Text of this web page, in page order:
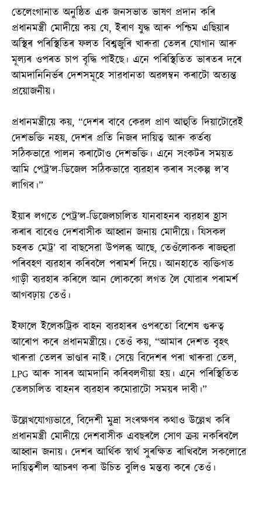
তেলেংগানাত অনুষ্ঠিত এক জনসভাত ভাষণ প্ৰদান কৰি
প্ৰধানমন্ত্ৰী মোদীয়ে কয় যে, ইৰাণ যুদ্ধ আৰু পশ্চিম এছিয়াৰ
অস্থিৰ পৰিস্থিতিৰ ফলত বিশ্বজুৰি খাৰুৱা তেলৰ যোগান আৰু
মূল্যৰ ওপৰত চাপ বৃদ্ধি পাইছে। এনে পৰিস্থিতিত ভাৰতৰ দৰে
আমদানিনিৰ্ভৰ দেশসমূহে সাৱধানতা অৱলম্বন কৰাটো অত্যন্ত
প্ৰয়োজনীয়।
প্ৰধানমন্ত্ৰীয়ে কয়, “দেশৰ বাবে কেৱল প্ৰাণ আহুতি দিয়াটোৱেই
দেশভক্তি নহয়, দেশৰ প্ৰতি নিজৰ দায়িত্ব আৰু কৰ্তব্য
সঠিকভাৱে পালন কৰাটোও দেশভক্তি। এনে সংকটৰ সময়ত
আমি পেট্ৰ’ল-ডিজেল সঠিকভাৱে ব্যৱহাৰ কৰাৰ সংকল্প ল’ব
লাগিব।”
ইয়াৰ লগতে পেট্ৰ’ল-ডিজেলচালিত যানবাহনৰ ব্যৱহাৰ হ্ৰাস
কৰাৰ বাবেও দেশবাসীক আহ্বান জনায় মোদীয়ে। যিসকল
চহৰত মেট্ৰ’ বা বাছসেৱা উপলব্ধ আছে, তেওঁলোকক ৰাজহুৱা
পৰিবহণ ব্যৱহাৰ কৰিবলৈ পৰামৰ্শ দিয়ে। আনহাতে ব্যক্তিগত
গাড়ী ব্যৱহাৰ কৰিলে আন লোককো লগত লৈ যোৱাৰ পৰামৰ্শ
আগবঢ়ায় তেওঁ।
ইফালে ইলেকট্ৰিক বাহন ব্যৱহাৰৰ ওপৰতো বিশেষ গুৰুত্ব
আৰোপ কৰে প্ৰধানমন্ত্ৰীয়ে। তেওঁ কয়, “আমাৰ দেশত বৃহৎ
খাৰুৱা তেলৰ ভাণ্ডাৰ নাই। সেয়ে বিদেশৰ পৰা খাৰুৱা তেল,
LPG আৰু সাৰৰ আমদানি কৰিবলগীয়া হয়। এনে পৰিস্থিতিত
তেলচালিত বাহনৰ ব্যৱহাৰ কমোৱাটো সময়ৰ দাবী।”
উল্লেখযোগ্যভাৱে, বিদেশী মুদ্ৰা সংৰক্ষণৰ কথাও উল্লেখ কৰি
প্ৰধানমন্ত্ৰী মোদীয়ে দেশবাসীক এবছৰলৈ সোণ ক্ৰয় নকৰিবলৈ
আহ্বান জনায়। দেশৰ আৰ্থিক স্বাৰ্থ সুৰক্ষিত ৰাখিবলৈ সকলোৱে
দায়িত্বশীল আচৰণ কৰা উচিত বুলিও মন্তব্য কৰে তেওঁ।